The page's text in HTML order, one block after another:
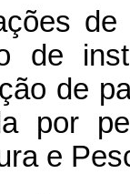
de
de
de
por
e